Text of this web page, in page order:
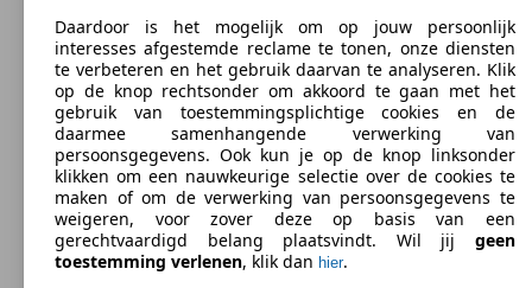
Brandstof
162 g/km
CO2-uitstoot (gem.)*
Daardoor is het mogelijk om op jouw persoonlijk
interesses afgestemde reclame te tonen, onze diensten
te verbeteren en het gebruik daarvan te analyseren. Klik
op de knop rechtsonder om akkoord te gaan met het
gebruik van toestemmingsplichtige cookies en de
daarmee samenhangende verwerking van
persoonsgegevens. Ook kun je op de knop linksonder
klikken om een nauwkeurige selectie over de cookies te
maken of om de verwerking van persoonsgegevens te
weigeren, voor zover deze op basis van een
gerechtvaardigd belang plaatsvindt. Wil jij geen
toestemming verlenen, klik dan hier.